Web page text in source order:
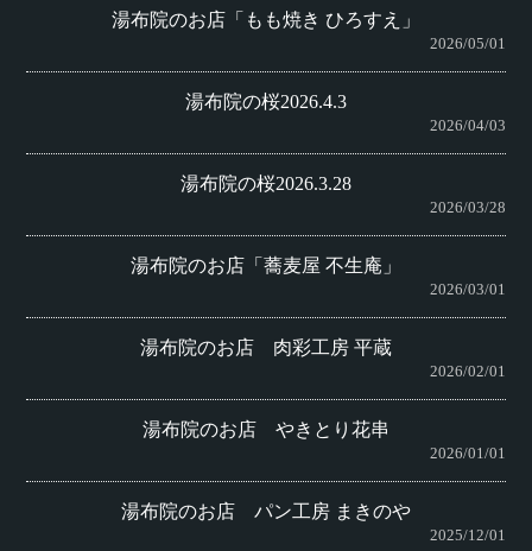
湯布院のお店「もも焼き ひろすえ」
2026/05/01
湯布院の桜2026.4.3
2026/04/03
湯布院の桜2026.3.28
2026/03/28
湯布院のお店「蕎麦屋 不生庵」
2026/03/01
湯布院のお店 肉彩工房 平蔵
2026/02/01
湯布院のお店 やきとり花串
2026/01/01
湯布院のお店 パン工房 まきのや
2025/12/01